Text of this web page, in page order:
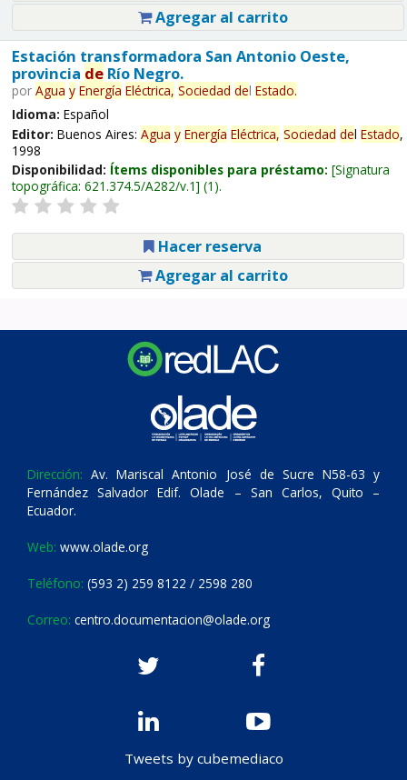
Agregar al carrito
Estación transformadora San Antonio Oeste,
provincia deRío Negro.
por Agua y Energía Eléctrica, Sociedad del Estado.
Idioma: Español
Editor: Buenos Aires: Agua y Energía Eléctrica, Sociedad del Estado,
1998
Disponibilidad: Ítems disponibles para préstamo: Signatura
topográfica: 621.374.5/A282/v.1 (1).
Hacer reserva
Agregar al carrito
Dirección: Av. Mariscal Antonio José de Sucre N58-63 y
Fernández Salvador Edif. Olade – San Carlos, Quito –
Ecuador.
Web: www.olade.org
Teléfono: (593 2) 259 8122 / 2598 280
Correo: centro.documentacion@olade.org
Tweets by cubemediaco